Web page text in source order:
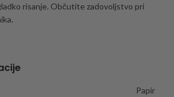
risanje. Občutite zadovoljstvo pri
Papir